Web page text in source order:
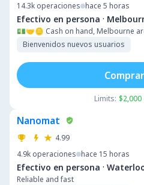
14.3k operaciones hace 5 horas
Efectivo en persona ·
💵🤝🪙 Cash on hand, Melbourne
Bienvenidos nuevos usuarios
Limits: $2,000
Comprar
Nanomat
4.99
4.9k operaciones hace 15 horas
Efectivo en persona ·
Reliable and fast